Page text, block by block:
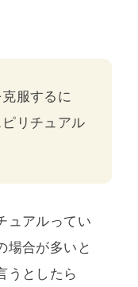
服するに
リチュアル
ュアルってい
場合が多いと
うとしたら